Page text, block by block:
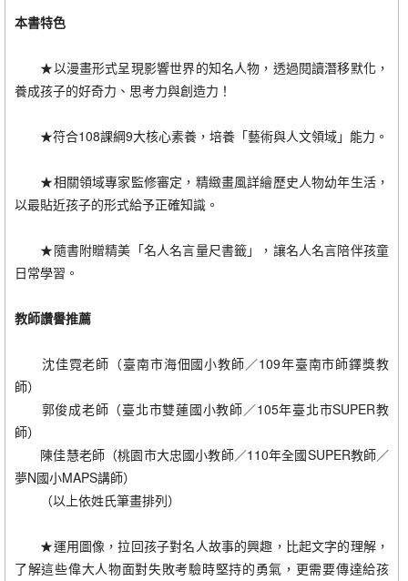
本書特色
★以漫畫形式呈現影響世界的知名人物，透過閱讀潛移默化，
養成孩子的好奇力、思考力與創造力！
★符合108課綱9大核心素養，培養「藝術與人文領域」能力。
★相關領域專家監修審定，精緻畫風詳繪歷史人物幼年生活，
以最貼近孩子的形式給予正確知識。
★隨書附贈精美「名人名言量尺書籤」，讓名人名言陪伴孩童
日常學習。
教師讚譽推薦
沈佳霓老師（臺南市海佃國小教師／109年臺南市師鐸獎教
師）
郭俊成老師（臺北市雙蓮國小教師／105年臺北市SUPER教
師）
陳佳慧老師（桃園市大忠國小教師／110年全國SUPER教師／
夢N國小MAPS講師）
（以上依姓氏筆畫排列）
★運用圖像，拉回孩子對名人故事的興趣，比起文字的理解，
了解這些偉大人物面對失敗考驗時堅持的勇氣，更需要傳達給孩